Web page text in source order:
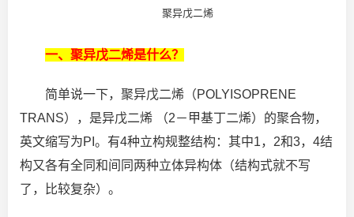
聚异戊二烯
一、聚异戊二烯是什么？
简单说一下，聚异戊二烯（POLYISOPRENE
TRANS），是异戊二烯 （2－甲基丁二烯）的聚合物，
英文缩写为PI。有4种立构规整结构：其中1，2和3，4结
构又各有全同和间同两种立体异构体（结构式就不写
了，比较复杂）。